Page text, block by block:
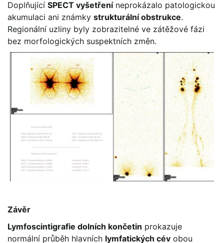
Doplňující SPECT vyšetřeníneprokázalo patologickou
akumulaci ani známky strukturální obstrukce.
Regionální uzliny byly zobrazitelné ve zátěžové fázi
bez morfologických suspektních změn.
Závěr
Lymfoscintigrafie dolních končetin prokazuje
normální průběh hlavních lymfatických cév obou